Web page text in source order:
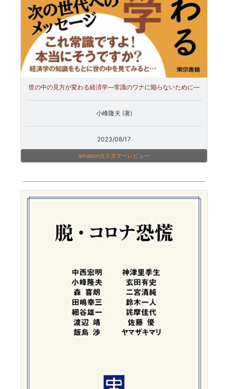
世の中の見方が変わる経済学―常識のワナに陥らないために―
小峰隆夫 (著)
2023/08/17
amazonカスタマーレビュー